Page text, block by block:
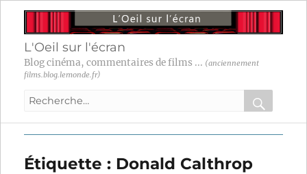
L'Oeil sur l'écran
Blog cinéma, commentaires de films ... (anciennement
films.blog.lemonde.fr)
Recherche
:
OK
Étiquette : Donald Calthrop